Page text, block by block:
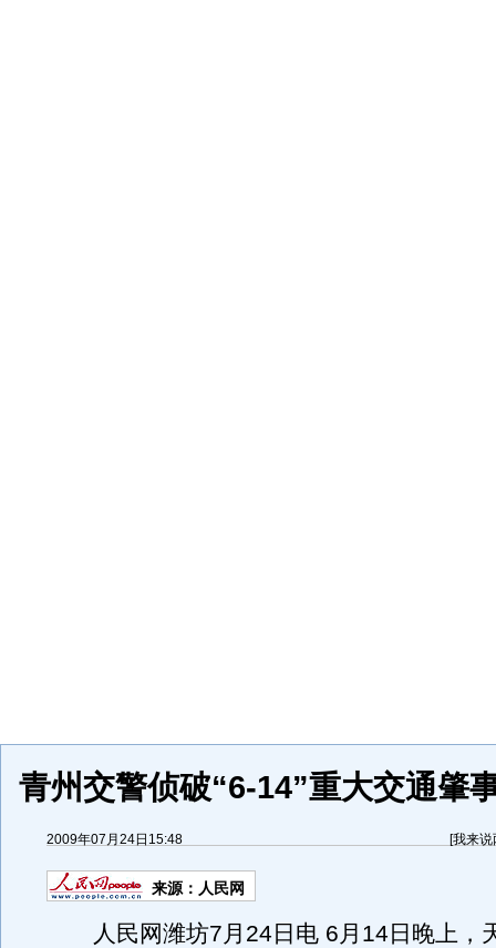
青州交警侦破“6-14”重大交通肇
2009年07月24日15:48 [我来说
来源： 人民网
人民网潍坊7月24日电 6月14日晚上，